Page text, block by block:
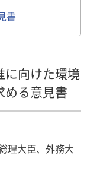
書
に向けた環境
める意見書
理大臣、外務大